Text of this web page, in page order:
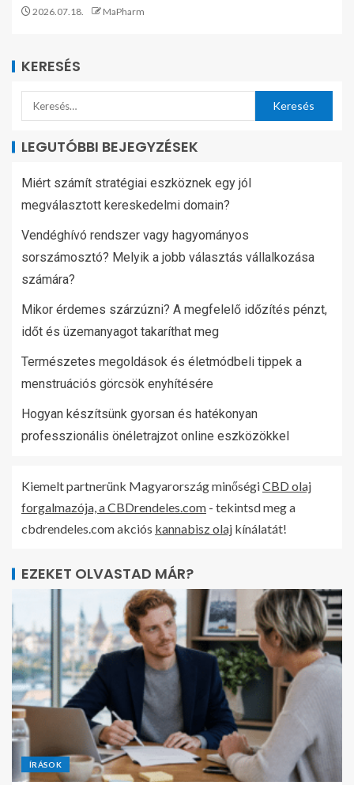
2026.07.18. MaPharm
KERESÉS
LEGUTÓBBI BEJEGYZÉSEK
Miért számít stratégiai eszköznek egy jól
megválasztott kereskedelmi domain?
Vendéghívó rendszer vagy hagyományos
sorszámosztó? Melyik a jobb választás vállalkozása
számára?
Mikor érdemes szárzúzni? A megfelelő időzítés pénzt,
időt és üzemanyagot takaríthat meg
Természetes megoldások és életmódbeli tippek a
menstruációs görcsök enyhítésére
Hogyan készítsünk gyorsan és hatékonyan
professzionális önéletrajzot online eszközökkel
Kiemelt partnerünk Magyarország minőségiCBD olaj
forgalmazója, a CBDrendeles.com - tekintsd meg a
cbdrendeles.com akciós kannabisz olaj kínálatát!
EZEKET OLVASTAD MÁR?
ÍRÁSOK